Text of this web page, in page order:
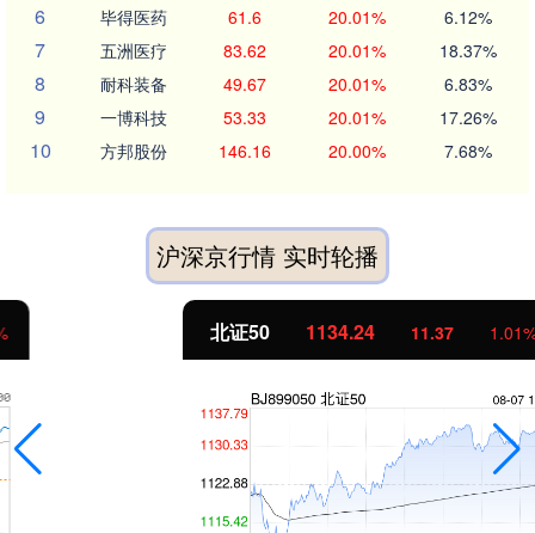
6 毕得医药 61.6 20.01% 6.12%
7 五洲医疗 83.62 20.01% 18.37%
8 耐科装备 49.67 20.01% 6.83%
9 一博科技 53.33 20.01% 17.26%
10 方邦股份 146.16 20.00% 7.68%
沪深京行情 实时轮播
1134.24 11.37 1.01%